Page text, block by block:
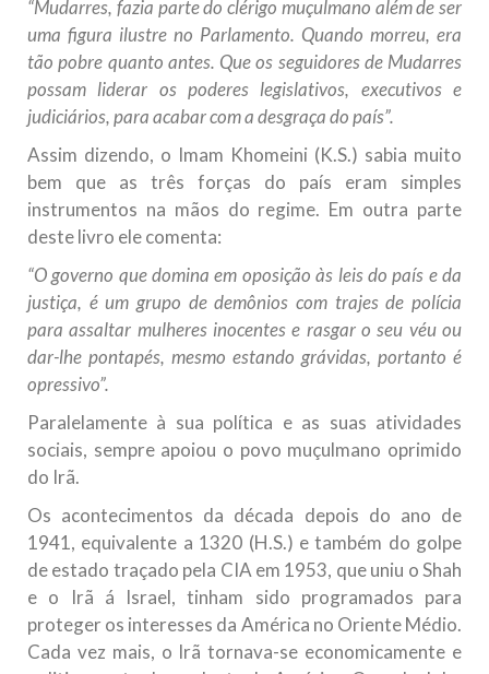
“Mudarres, fazia parte do clérigo muçulmano além de ser
uma figura ilustre no Parlamento. Quando morreu, era
tão pobre quanto antes. Que os seguidores de Mudarres
possam liderar os poderes legislativos, executivos e
judiciários, para acabar com a desgraça do país”.
Assim dizendo, o Imam Khomeini (K.S.) sabia muito
bem que as três forças do país eram simples
instrumentos na mãos do regime. Em outra parte
deste livro ele comenta:
“O governo que domina em oposição às leis do país e da
justiça, é um grupo de demônios com trajes de polícia
para assaltar mulheres inocentes e rasgar o seu véu ou
dar-lhe pontapés, mesmo estando grávidas, portanto é
opressivo”.
Paralelamente à sua política e as suas atividades
sociais, sempre apoiou o povo muçulmano oprimido
do Irã.
Os acontecimentos da década depois do ano de
1941, equivalente a 1320 (H.S.) e também do golpe
de estado traçado pela CIA em 1953, que uniu o Shah
e o Irã á Israel, tinham sido programados para
proteger os interesses da América no Oriente Médio.
Cada vez mais, o Irã tornava-se economicamente e